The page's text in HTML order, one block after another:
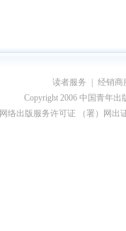
读者服务
经销商
Copyright 2006 中国青年出
网络出版服务许可证 （署）网出